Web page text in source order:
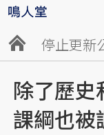
停止更新
除了歷史
課綱也被